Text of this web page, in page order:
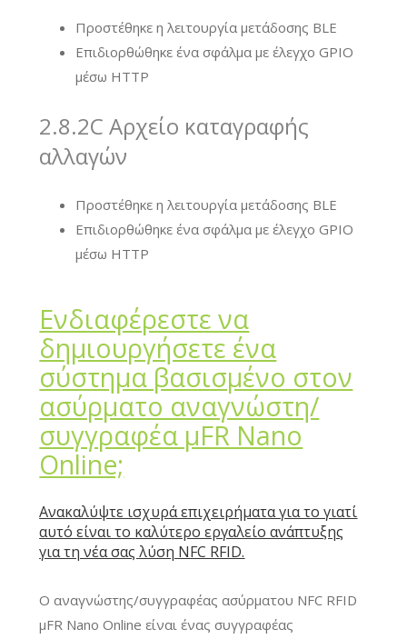
Προστέθηκε η λειτουργία μετάδοσης BLE
Επιδιορθώθηκε ένα σφάλμα με έλεγχο GPIO
μέσω HTTP
2.8.2C Αρχείο καταγραφής
αλλαγών
Προστέθηκε η λειτουργία μετάδοσης BLE
Επιδιορθώθηκε ένα σφάλμα με έλεγχο GPIO
μέσω HTTP
Ενδιαφέρεστε να
δημιουργήσετε ένα
σύστημα βασισμένο στον
ασύρματο αναγνώστη/
συγγραφέα μFR Nano
Online;
Ανακαλύψτε ισχυρά επιχειρήματα για το γιατί
αυτό είναι το καλύτερο εργαλείο ανάπτυξης
για τη νέα σας λύση NFC RFID.
Ο αναγνώστης/συγγραφέας ασύρματου NFC RFID
μFR Nano Online είναι ένας συγγραφέας